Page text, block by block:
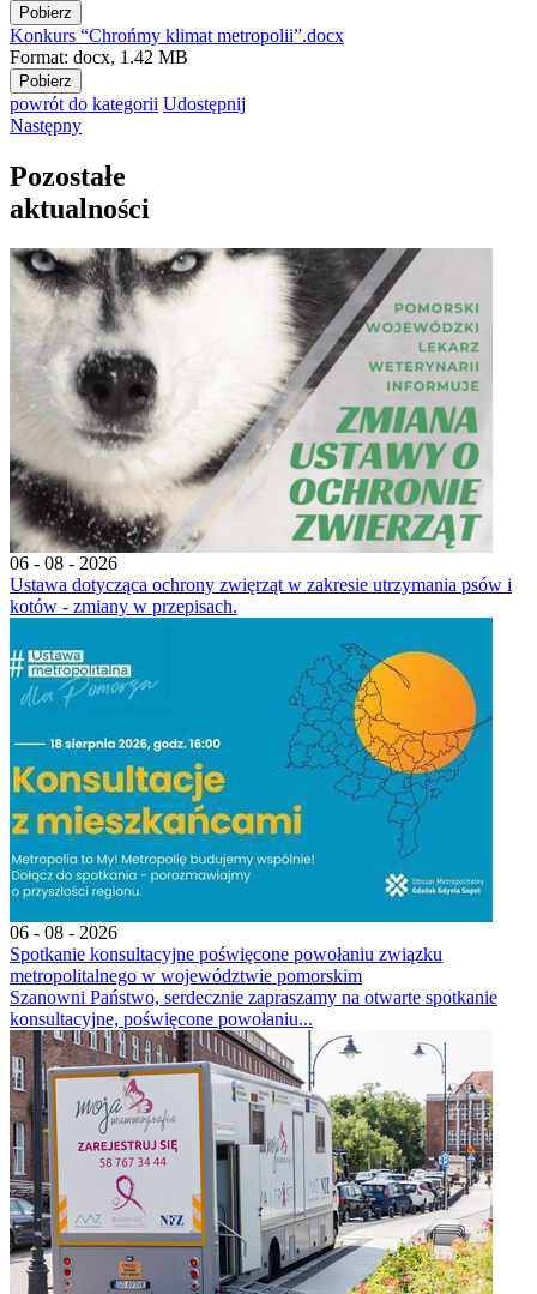
Pobierz
Konkurs “Chrońmy klimat metropolii”.docx
Format: docx, 1.42 MB
Pobierz
powrót do kategorii Udostępnij
Następny
Pozostałe
aktualności
06 - 08 - 2026
Ustawa dotycząca ochrony zwięrząt w zakresie utrzymania psów i
kotów - zmiany w przepisach.
06 - 08 - 2026
Spotkanie konsultacyjne poświęcone powołaniu związku
metropolitalnego w województwie pomorskim
Szanowni Państwo, serdecznie zapraszamy na otwarte spotkanie
konsultacyjne, poświęcone powołaniu...